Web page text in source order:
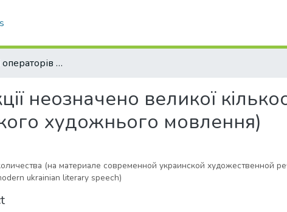
Оніми у ролі операторів функції неозначено великої кількості (на матеріалі сучасного українського художнього мовлення)
неозначено великої
художнього мовлення)
(на материале современной украинской художественной
ukrainian literary speech)